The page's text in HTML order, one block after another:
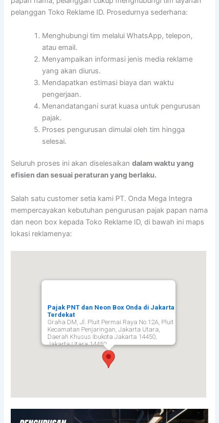
pelanggan Toko Reklame ID. Prosedurnya sederhana:
Menghubungi tim melalui WhatsApp, telepon,
atau email.
Menyampaikan informasi jenis media reklame
yang akan diurus.
Mendapatkan estimasi biaya dan waktu
pengerjaan.
Menandatangani surat kuasa untuk pengurusan
pajak.
Proses pengurusan dimulai oleh tim hingga
selesai.
Seluruh proses ini akan diselesaikandalam waktu yang
efisien dan sesuai peraturan yang berlaku.
Salah satu customer setia kami PT. Onda Mega Integra
mempercayakan kebutuhan pengurusan pajak papan nama
dan neon box kepada Toko Reklame ID, di bawah ini maps
lokasi reklamenya:
Pajak PNT dan Neon Box Onda di Jakarta
Terdekat
Graha DM, Jl. Pluit Permai Raya No.12A, Pluit
Kecamatan Penjaringan, Jakarta Utara,
Daerah Khusus Ibukota Jakarta 14450,
Jakarta Utara 14450